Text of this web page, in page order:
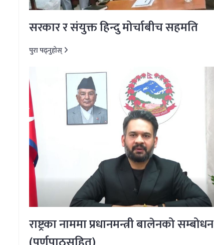
सरकार र संयुक्त हिन्दु मोर्चाबीच सहमति
पुरा पढ्नुहोस्
राष्ट्रका नाममा प्रधानमन्त्री बालेनको सम्बोधन